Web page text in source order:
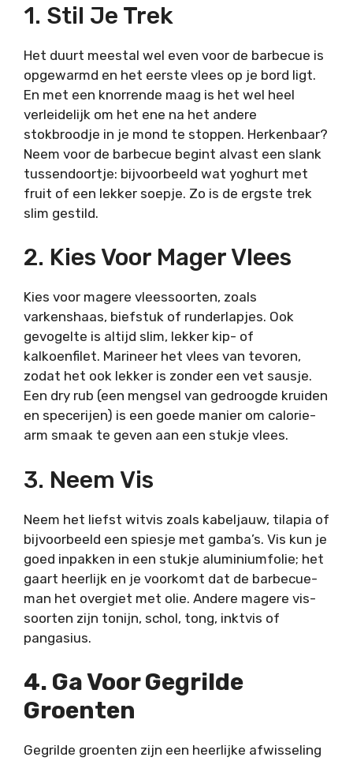
1. Stil Je Trek
Het duurt meestal wel even voor de barbecue is
opgewarmd en het eerste vlees op je bord ligt.
En met een knorrende maag is het wel heel
verleidelijk om het ene na het andere
stokbroodje in je mond te stoppen. Herkenbaar?
Neem voor de barbecue begint alvast een slank
tussendoortje: bijvoorbeeld wat yoghurt met
fruit of een lekker soepje. Zo is de ergste trek
slim gestild.
2. Kies Voor Mager Vlees
Kies voor magere vleessoorten, zoals
varkenshaas, biefstuk of runderlapjes. Ook
gevogelte is altijd slim, lekker kip- of
kalkoenfilet. Marineer het vlees van tevoren,
zodat het ook lekker is zonder een vet sausje.
Een dry rub (een mengsel van gedroogde kruiden
en specerijen) is een goede manier om calorie-
arm smaak te geven aan een stukje vlees.
3. Neem Vis
Neem het liefst witvis zoals kabeljauw, tilapia of
bijvoorbeeld een spiesje met gamba’s. Vis kun je
goed inpakken in een stukje aluminiumfolie; het
gaart heerlijk en je voorkomt dat de barbecue-
man het overgiet met olie. Andere magere vis-
soorten zijn tonijn, schol, tong, inktvis of
pangasius.
4. Ga Voor Gegrilde
Groenten
Gegrilde groenten zijn een heerlijke afwisseling